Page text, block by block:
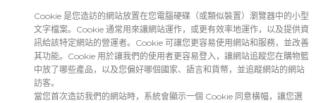
Cookie 是您造訪的網站放置在您電腦硬碟（或類似裝置）瀏覽器中的小型
文字檔案。Cookie 通常用來讓網站運作，或更有效率地運作，以及提供資
訊給該特定網站的營運者。Cookie 可讓您更容易使用網站和服務，並改善
其功能。Cookie 用於讓我們的使用者更容易登入，讓網站追蹤您在購物籃
中放了哪些產品，以及您偏好哪個國家、語言和貨幣，並追蹤網站的網站
訪客。
當您首次造訪我們的網站時，系統會顯示一個 Cookie 同意橫幅，讓您選